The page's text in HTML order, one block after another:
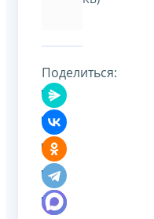
Поделиться: